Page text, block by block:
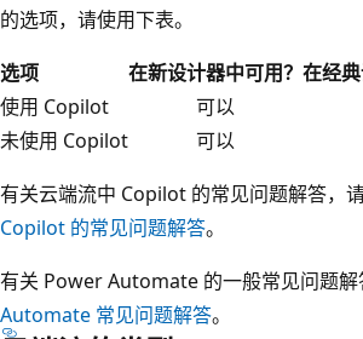
的选项，请使用下表。
选项
在新设计器中可用？ 在经
使用 Copilot
可以
未使用 Copilot
可以
有关云端流中 Copilot 的常见问题解答，
Copilot 的常见问题解答。
有关 Power Automate 的一般常见问题解
Automate 常见问题解答。